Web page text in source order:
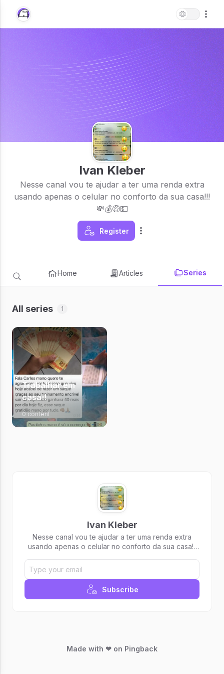
Ivan Kleber
Nesse canal vou te ajudar a ter uma renda extra
usando apenas o celular no conforto da sua casa!!!
💸💰🤑💵
Register
Home Articles Series
All series 1
Trabalhar em
casa!!
0 content
Ivan Kleber
Nesse canal vou te ajudar a ter uma renda extra
usando apenas o celular no conforto da sua casa!!!
Subscribe
Made with ❤ on Pingback